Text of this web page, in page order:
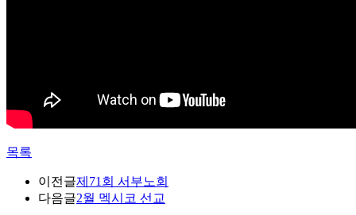
목록
이전글제71회 서부노회
다음글2월 멕시코 선교